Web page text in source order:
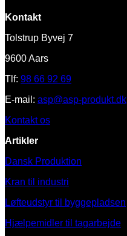
Kontakt
Tolstrup Byvej 7
9600 Aars
Tlf: 98 66 92 69
E-mail: asp@asp-produkt.dk
Kontakt os
Artikler
Dansk Produktion
Kran til industri
Løfteudstyr til byggepladsen
Hjælpemidler til tagarbejde